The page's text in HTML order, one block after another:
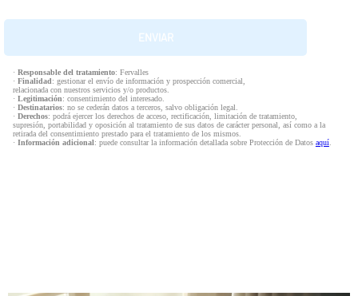
· Responsable del tratamiento: Fervalles
· Finalidad: gestionar el envío de información y prospección comercial,
relacionada con nuestros servicios y/o productos.
· Legitimación: consentimiento del interesado.
· Destinatarios: no se cederán datos a terceros, salvo obligación legal.
· Derechos: podrá ejercer los derechos de acceso, rectificación, limitación de tratamiento,
supresión, portabilidad y oposición al tratamiento de sus datos de carácter personal, así como a la
retirada del consentimiento prestado para el tratamiento de los mismos.
· Información adicional: puede consultar la información detallada sobre Protección de Datos aquí.